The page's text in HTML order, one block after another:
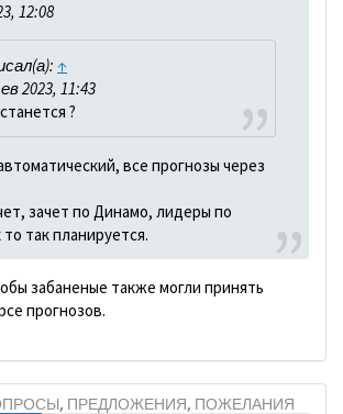
12:08
↑
2023, 11:43
?
все прогнозы через
зачет по Динамо, лидеры по
так планируется.
забаненые также могли принять
прогнозов.
ПРЕДЛОЖЕНИЯ, ПОЖЕЛАНИЯ